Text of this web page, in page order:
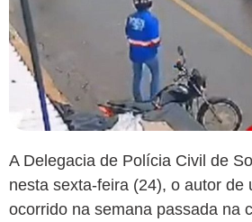
A Delegacia de Polícia Civil de
nesta sexta-feira (24), o autor de
ocorrido na semana passada na